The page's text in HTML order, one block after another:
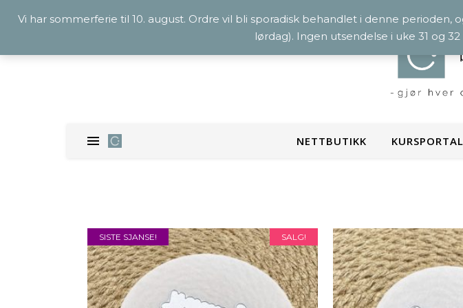
NETTBUTIKK KURSPORTAL
SISTE SJANSE! SALG!
Vi har sommerferie til 10. august. Ordre vil bli sporadisk behandlet i denne
lørdag). Ingen utsendelse i uke 31 og 32